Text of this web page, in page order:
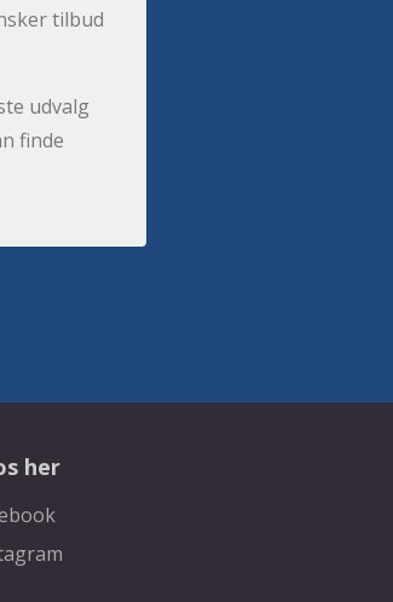
tilbud
udvalg
finde
her